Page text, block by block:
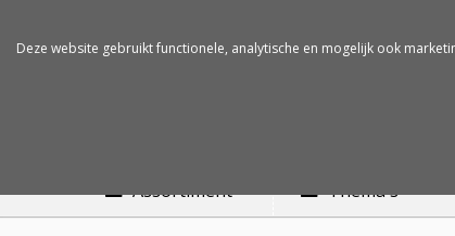
Assortiment Thema's
Deze website gebruikt functionele, analytische en mogelijk ook